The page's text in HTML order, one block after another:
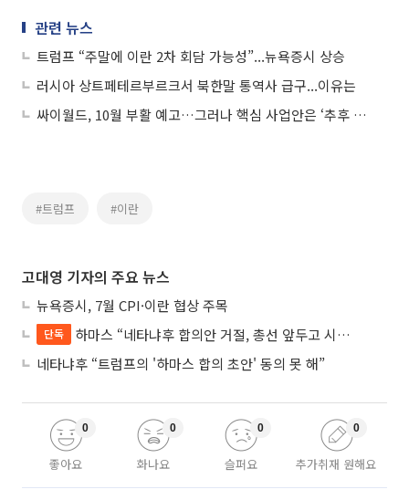
관련 뉴스
트럼프 “주말에 이란 2차 회담 가능성”...뉴욕증시 상승
러시아 상트페테르부르크서 북한말 통역사 급구...이유는
싸이월드, 10월 부활 예고…그러나 핵심 사업안은 ‘추후 공개’
#트럼프 #이란
고대영 기자의 주요 뉴스
뉴욕증시, 7월 CPI·이란 협상 주목
단독
하마스 “네타냐후 합의안 거절, 총선 앞두고 시간 끌기”
네타냐후 “트럼프의 '하마스 합의 초안' 동의 못 해”
좋아요
0
화나요
0
슬퍼요
0
추가취재 원해요
0